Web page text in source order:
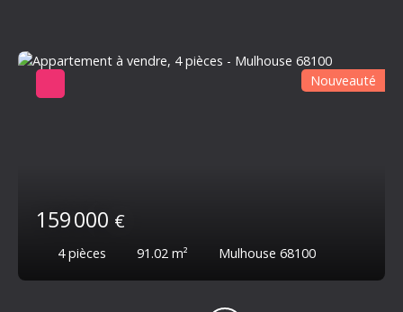
159 000 €
4pièces 91.02 m² Mulhouse 68100
Nouveauté